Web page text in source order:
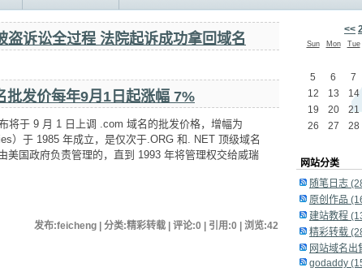
诉讼全过程 法院起诉成功拿回域名
发价每年9月1日起涨幅 7%
将于 9 月 1 日上调 .com 域名的批发价格，增幅为
于 1985 年成立，是仅次于.ORG 和. NET 顶级域名
美国政府负责管理的，直到 1993 年将管理权交给威瑞
发布:feicheng | 分类:精彩转载 | 评论:0 | 引用:0 | 浏览:42
<<
Sun Mon Tue
5
6 7
12
13 14
19
20 21
26
27 28
网站分类
随笔日志
原创作品
建站教程
精彩转载
网站域名出
godaddy